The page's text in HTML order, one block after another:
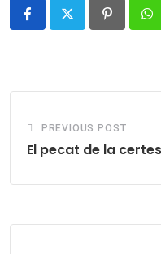
Pinterest
PREVIOUS POST
El pecat de la